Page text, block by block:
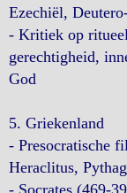
Ezechiël,
- Kritiek op
gerechtigheid,
God
5. Griekenland
- Presocratische
Heraclitus,
- Socrates (469-